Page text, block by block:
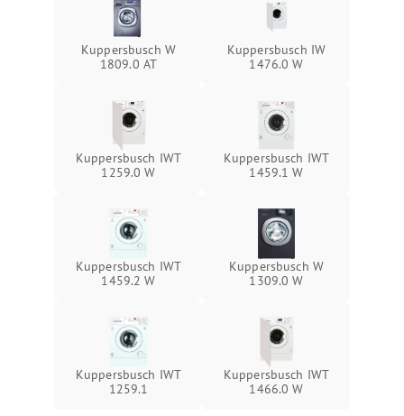
Kuppersbusch W
1809.0 AT
Kuppersbusch IW
1476.0 W
Kuppersbusch IWT
1259.0 W
Kuppersbusch IWT
1459.1 W
Kuppersbusch IWT
1459.2 W
Kuppersbusch W
1309.0 W
Kuppersbusch IWT
1259.1
Kuppersbusch IWT
1466.0 W